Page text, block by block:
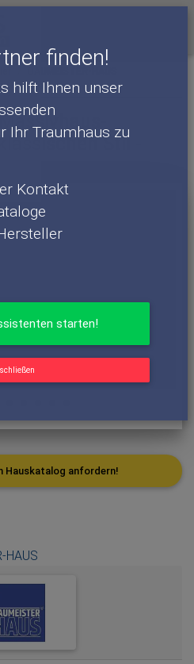
finden!
hilft Ihnen unser
Ihr Traumhaus zu
Kontakt
starten!
schließen
Nolte
Stil -
HAUS
Hauskatalog anfordern!